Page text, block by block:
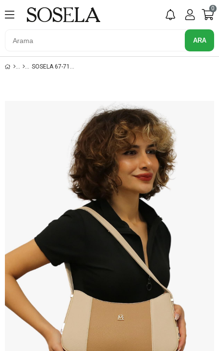
0
SOSELA 67-7136 BEJ-KUM